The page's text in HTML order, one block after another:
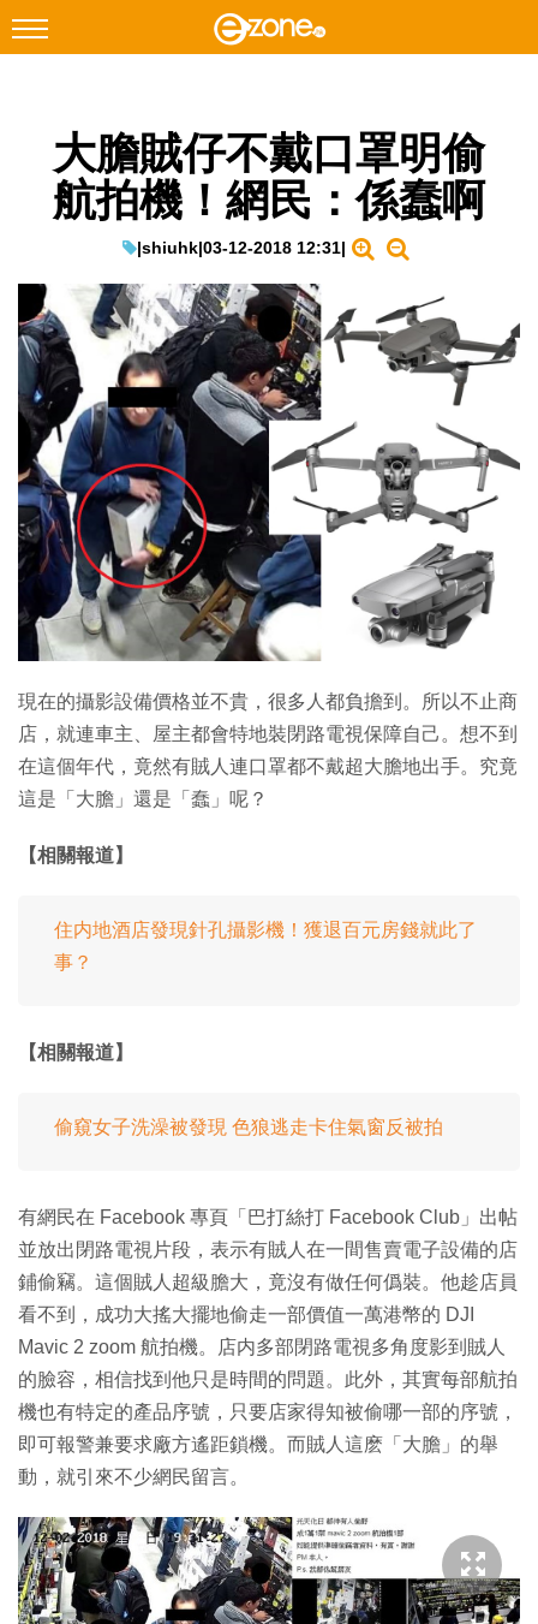
Facebook Instagram
科技焦點
遊戲動漫
教學評測
EduTech
IT Times
生成式AI與雲端應用
Enterprise Digital Transformation
特集
大膽賊仔不戴口罩明偷
航拍機！網民：係蠢啊
|shiuhk|03-12-2018 12:31|
現在的攝影設備價格並不貴，很多人都負擔到。所以不止商
店，就連車主、屋主都會特地裝閉路電視保障自己。想不到
在這個年代，竟然有賊人連口罩都不戴超大膽地出手。究竟
這是「大膽」還是「蠢」呢？
【相關報道】
住内地酒店發現針孔攝影機！獲退百元房錢就此了
事？
【相關報道】
偷窺女子洗澡被發現 色狼逃走卡住氣窗反被拍
有網民在 Facebook 專頁「巴打絲打 Facebook Club」出帖
並放出閉路電視片段，表示有賊人在一間售賣電子設備的店
鋪偷竊。這個賊人超級膽大，竟沒有做任何僞裝。他趁店員
看不到，成功大搖大擺地偷走一部價值一萬港幣的 DJI
Mavic 2 zoom 航拍機。店内多部閉路電視多角度影到賊人
的臉容，相信找到他只是時間的問題。此外，其實每部航拍
機也有特定的產品序號，只要店家得知被偷哪一部的序號，
即可報警兼要求廠方遙距鎖機。而賊人這麽「大膽」的舉
動，就引來不少網民留言。